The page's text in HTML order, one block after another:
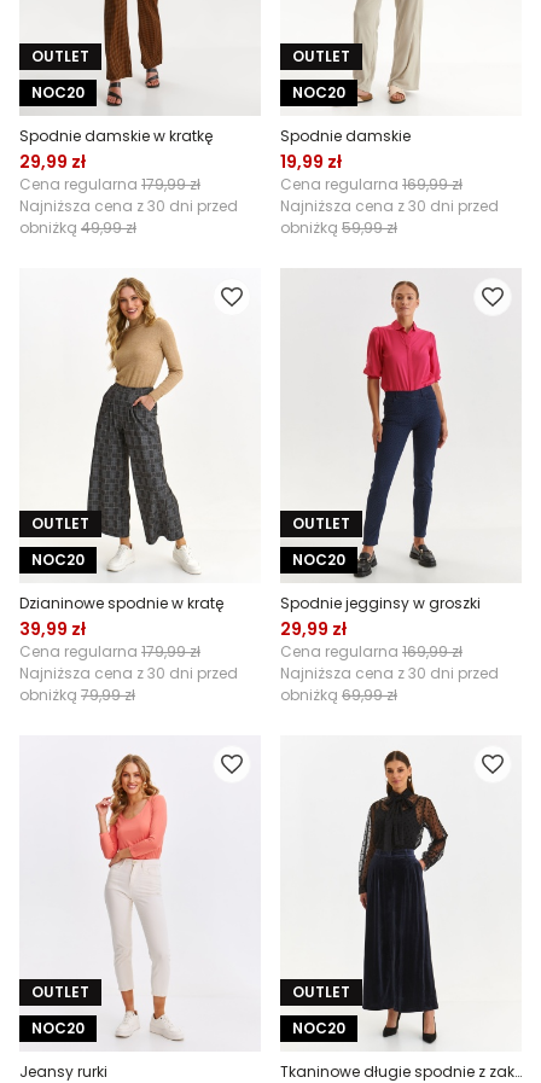
OUTLET
NOC20
Spodnie damskie w kratkę
29,99 zł
Cena regularna 179,99 zł
Najniższa cena z 30 dni przed
obniżką 49,99 zł
OUTLET
NOC20
Spodnie damskie
19,99 zł
Cena regularna 169,99 zł
Najniższa cena z 30 dni przed
obniżką 59,99 zł
OUTLET
NOC20
Dzianinowe spodnie w kratę
39,99 zł
Cena regularna 179,99 zł
Najniższa cena z 30 dni przed
obniżką 79,99 zł
OUTLET
NOC20
Spodnie jegginsy w groszki
29,99 zł
Cena regularna 169,99 zł
Najniższa cena z 30 dni przed
obniżką 69,99 zł
OUTLET
NOC20
Jeansy rurki
OUTLET
NOC20
Tkaninowe długie spodnie z zakładkami